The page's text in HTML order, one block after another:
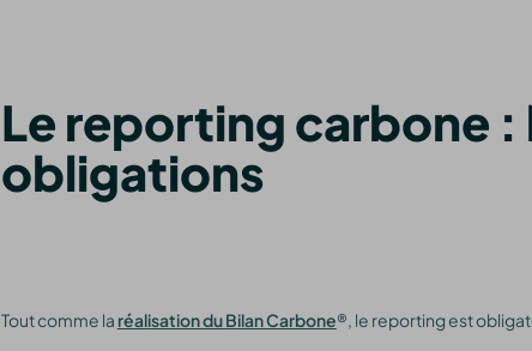
Le reporting carbone :
obligations
Tout comme la réalisation du Bilan Carbone®, le reporting est